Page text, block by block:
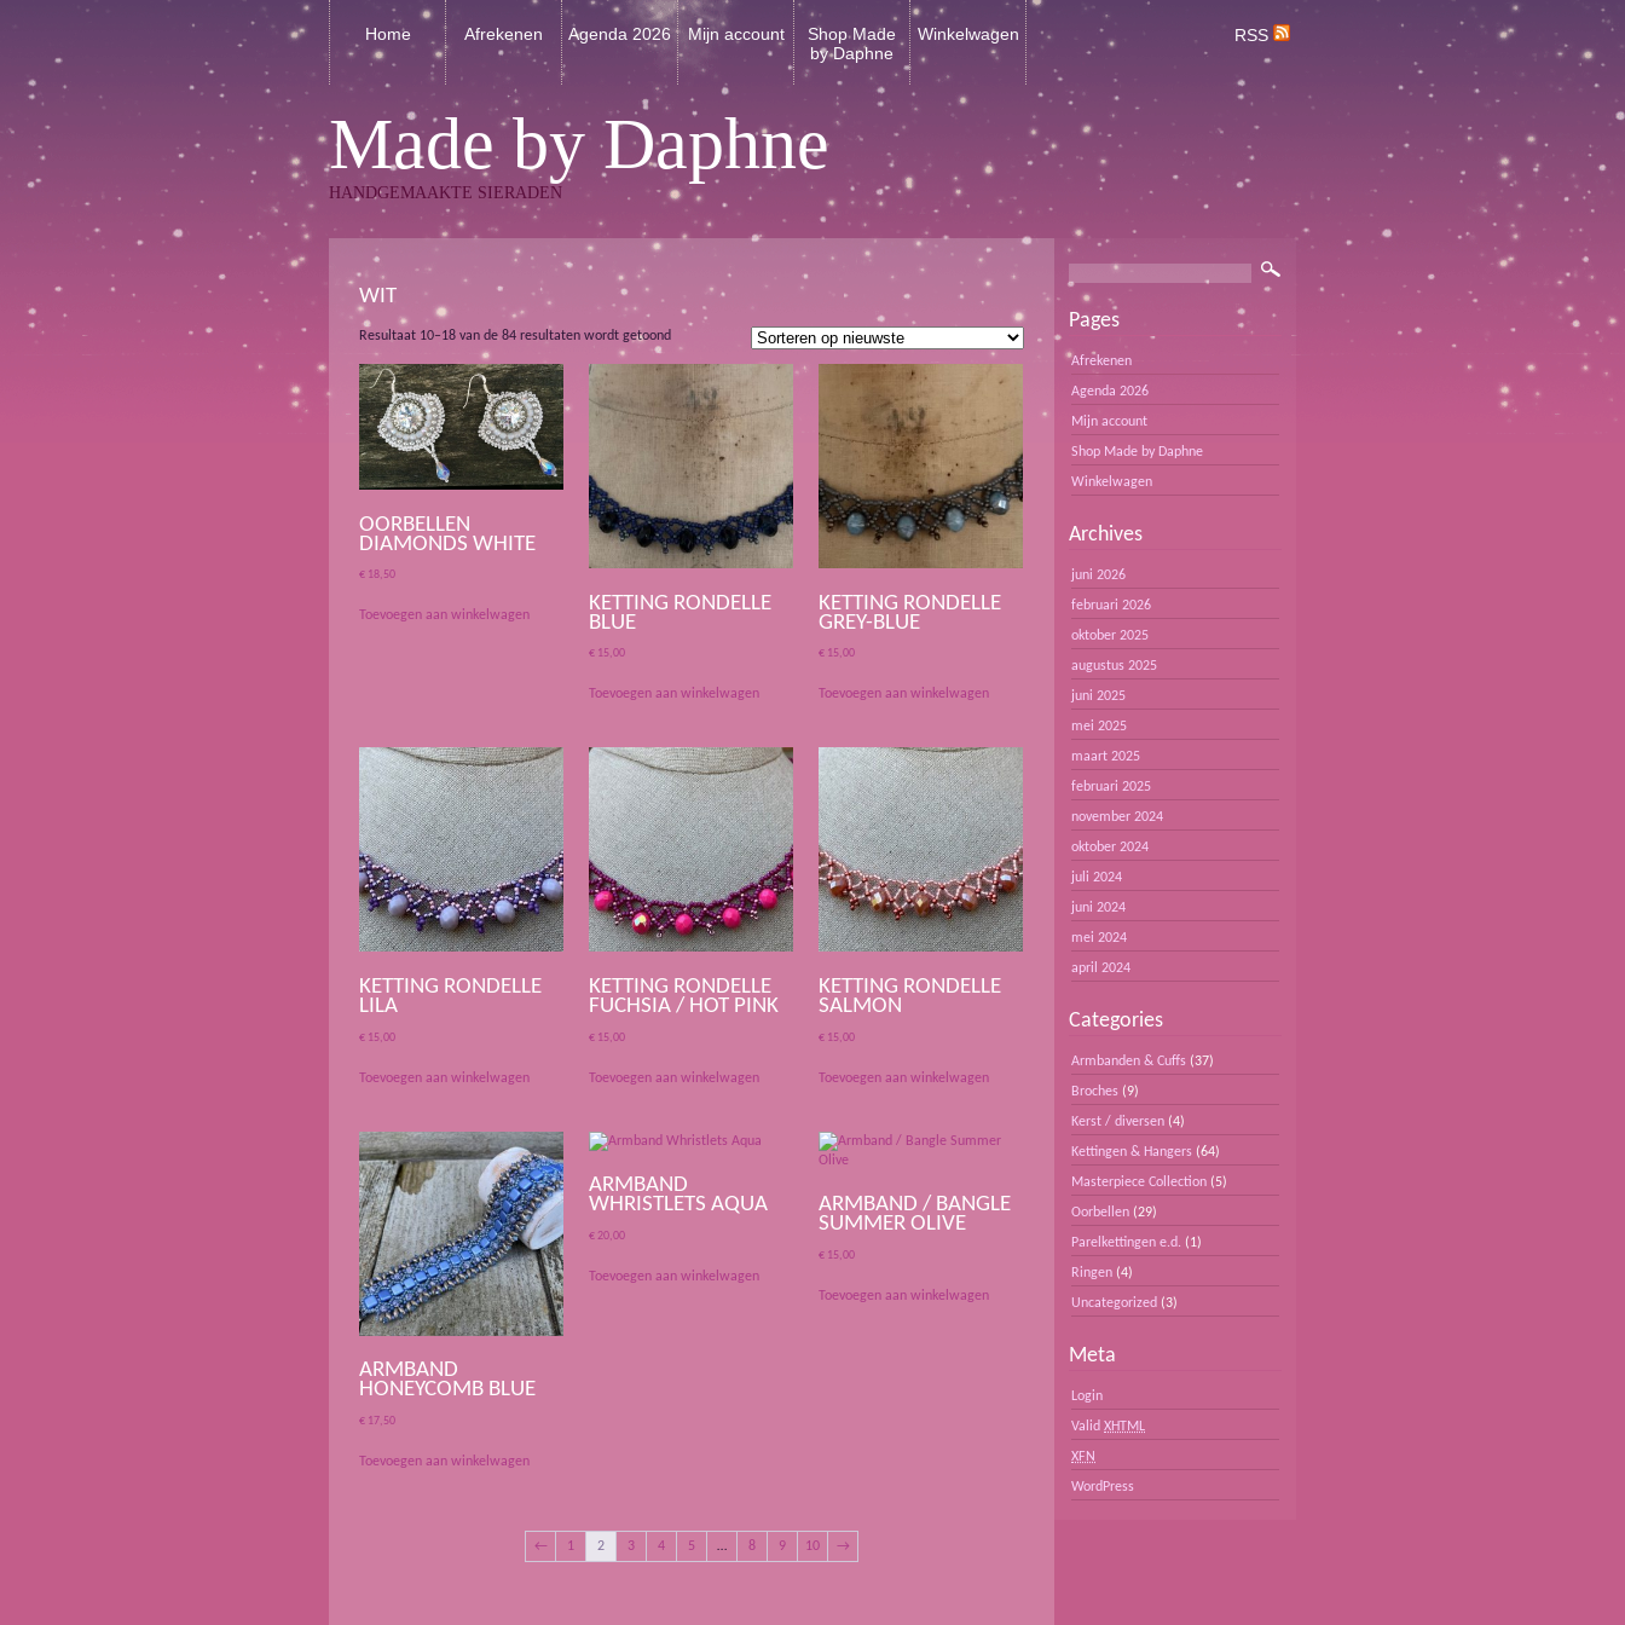
Home Afrekenen Agenda 2026 Mijn account
Shop Made
by Daphne
Winkelwagen RSS
Made by Daphne
HANDGEMAAKTE SIERADEN
WIT
Resultaat 10–18 van de 84 resultaten wordt getoond
op
nieuwste
OORBELLEN
DIAMONDS WHITE
€ 18,50
Toevoegen aan winkelwagen
KETTING RONDELLE
BLUE
€ 15,00
Toevoegen aan winkelwagen
KETTING RONDELLE
GREY-BLUE
€ 15,00
Toevoegen aan winkelwagen
KETTING RONDELLE
LILA
€ 15,00
Toevoegen aan winkelwagen
KETTING RONDELLE
FUCHSIA / HOT PINK
€ 15,00
Toevoegen aan winkelwagen
KETTING RONDELLE
SALMON
€ 15,00
Toevoegen aan winkelwagen
ARMBAND
HONEYCOMB BLUE
€ 17,50
Toevoegen aan winkelwagen
ARMBAND
WHRISTLETS AQUA
€20,00
Toevoegen aan winkelwagen
ARMBAND / BANGLE
SUMMER OLIVE
€ 15,00
Toevoegen aan winkelwagen
← 1 2 3 4 5 … 8 9 10 →
Pages
Afrekenen
Agenda 2026
Mijn account
Shop Made by Daphne
Winkelwagen
Archives
juni 2026
februari 2026
oktober 2025
augustus 2025
juni 2025
mei 2025
maart 2025
februari 2025
november 2024
oktober 2024
juli 2024
juni 2024
mei 2024
april 2024
Categories
Armbanden & Cuffs (37)
Broches (9)
Kerst / diversen (4)
Kettingen & Hangers (64)
Masterpiece Collection (5)
Oorbellen (29)
Parelkettingen e.d. (1)
Ringen (4)
Uncategorized (3)
Meta
Login
Valid XHTML
XFN
WordPress